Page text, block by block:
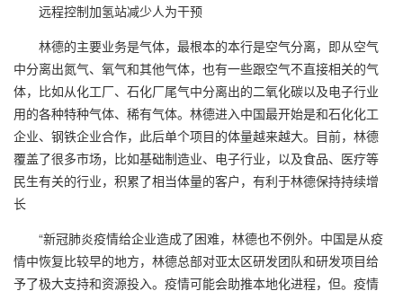
远程控制加氢站减少人为干预
林德的主要业务是气体，最根本的本行是空气分离，即从空气
中分离出氮气、氧气和其他气体，也有一些跟空气不直接相关的气
体，比如从化工厂、石化厂尾气中分离出的二氧化碳以及电子行业
用的各种特种气体、稀有气体。林德进入中国最开始是和石化化工
企业、钢铁企业合作，此后单个项目的体量越来越大。目前，林德
覆盖了很多市场，比如基础制造业、电子行业，以及食品、医疗等
民生有关的行业，积累了相当体量的客户，有利于林德保持持续增
长
“新冠肺炎疫情给企业造成了困难，林德也不例外。中国是从疫
情中恢复比较早的地方，林德总部对亚太区研发团队和研发项目给
予了极大支持和资源投入。疫情可能会助推本地化进程，但。疫情